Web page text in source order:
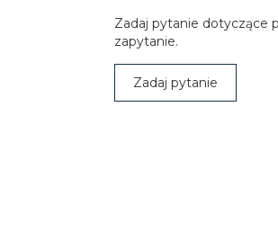
Zadaj pytanie dotyczące
zapytanie.
Zadaj pytanie